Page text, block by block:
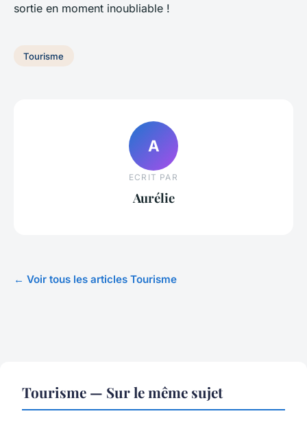
sortie en moment inoubliable !
Tourisme
A
ECRIT PAR
Aurélie
← Voir tous les articles Tourisme
Tourisme — Sur le même sujet